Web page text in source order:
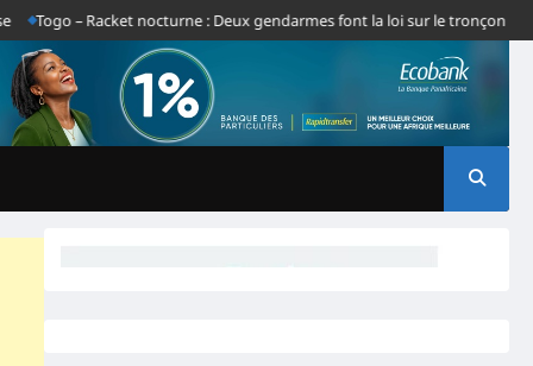
– Racket nocturne : Deux gendarmes font la loi sur le tronçon Gbatope-